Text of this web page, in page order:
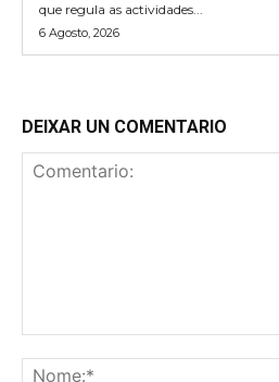
que regula as actividades...
6 Agosto, 2026
DEIXAR UN COMENTARIO